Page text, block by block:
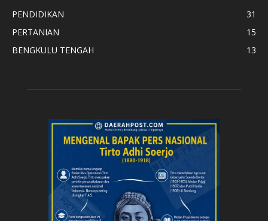
PENDIDIKAN
31
PERTANIAN
15
BENGKULU TENGAH
13